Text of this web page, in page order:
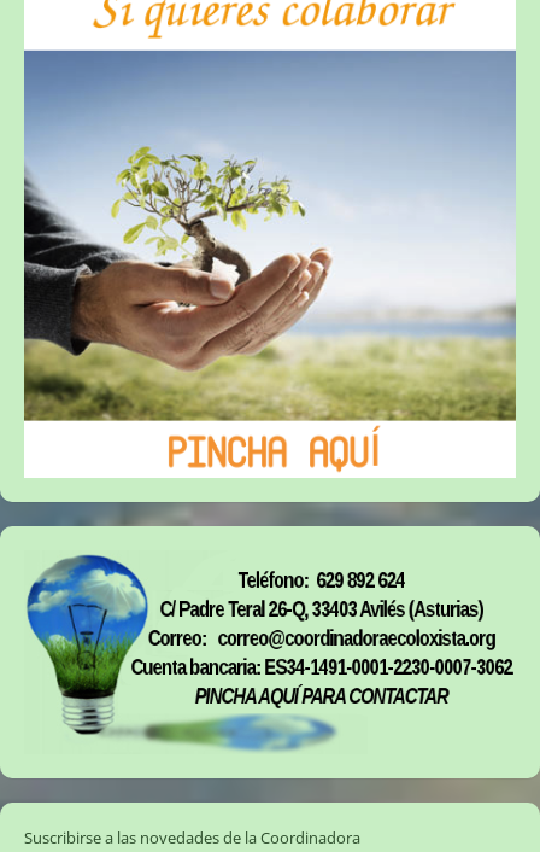
Suscribirse a las novedades de la Coordinadora